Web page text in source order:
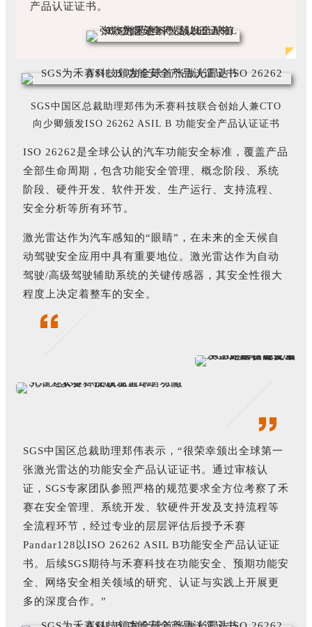
产品认证证书。
SGS中国区总裁助理郑伟为禾赛科技联合创始人兼CTO
向少卿颁发ISO 26262 ASIL B 功能安全产品认证证书
ISO 26262是全球公认的汽车功能安全标准，覆盖产品
全部生命周期，包含功能安全管理、概念阶段、系统
阶段、硬件开发、软件开发、生产运行、支持流程、
安全分析等所有环节。
激光雷达作为汽车感知的“眼睛”，在未来的全天候自
动驾驶安全应用中具有重要地位。激光雷达作为自动
驾驶/高级驾驶辅助系统的关键传感器，其安全性很大
程度上决定着整车的安全。
SGS中国区总裁助理郑伟表示，“很荣幸颁出全球第一
张激光雷达的功能安全产品认证证书。通过审核认
证，SGS专家团队参照严格的规范要求全方位考察了禾
赛在安全管理、系统开发、软硬件开发及支持流程等
全流程环节，经过专业的层层评估后授予禾赛
Pandar128以ISO 26262 ASIL B功能安全产品认证证
书。后续SGS期待与禾赛科技在功能安全、预期功能安
全、网络安全相关领域的研究、认证与实践上开展更
多的深度合作。”